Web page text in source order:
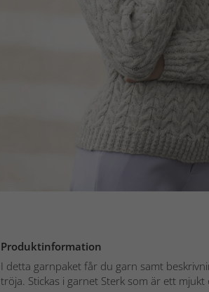
Produktinformation
I detta garnpaket får du garn samt
tröja. Stickas i garnet Sterk som är ett mjukt